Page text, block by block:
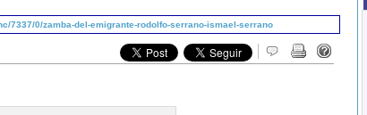
7337/0/zamba-del-emigrante-rodolfo-serrano-ismael-serrano